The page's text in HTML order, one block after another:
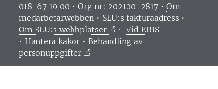
018-67 10 00 • Org nr: 202100-2817 • Om
medarbetarwebben • SLU:s fakturaadress •
Om SLU:s webbplatser
•Vid KRIS
• Hantera kakor • Behandling av
personuppgifter